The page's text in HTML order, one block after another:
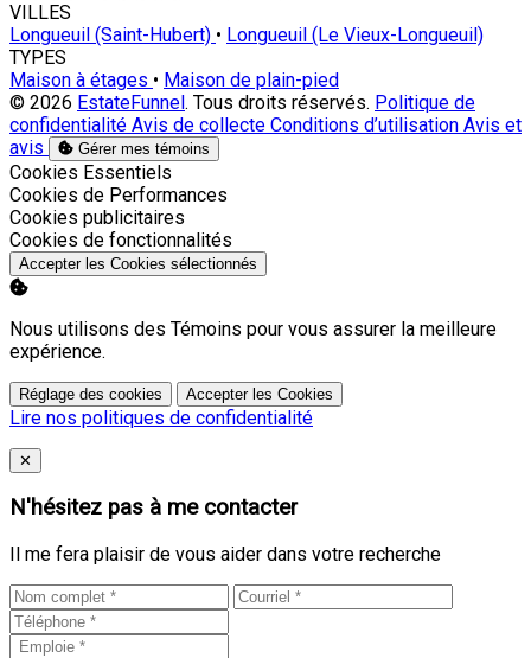
VILLES
Longueuil (Saint-Hubert) • Longueuil (Le Vieux-Longueuil)
TYPES
Maison à étages • Maison de plain-pied
© 2026 EstateFunnel. Tous droits réservés. Politique de
confidentialité Avis de collecte Conditions d’utilisation Avis et
avis
Gérer mes témoins
Activer
Cookies Essentiels
Activer
Cookies de Performances
Activer
Cookies publicitaires
Activer
Cookies de fonctionnalités
Accepter les Cookies sélectionnés
Nous utilisons des Témoins pour vous assurer la meilleure
expérience.
Réglage des cookies Accepter les Cookies
Lire nos politiques de confidentialité
Close
✕
N'hésitez pas à me contacter
Il me fera plaisir de vous aider dans votre recherche